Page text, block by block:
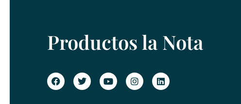
Productos la Nota